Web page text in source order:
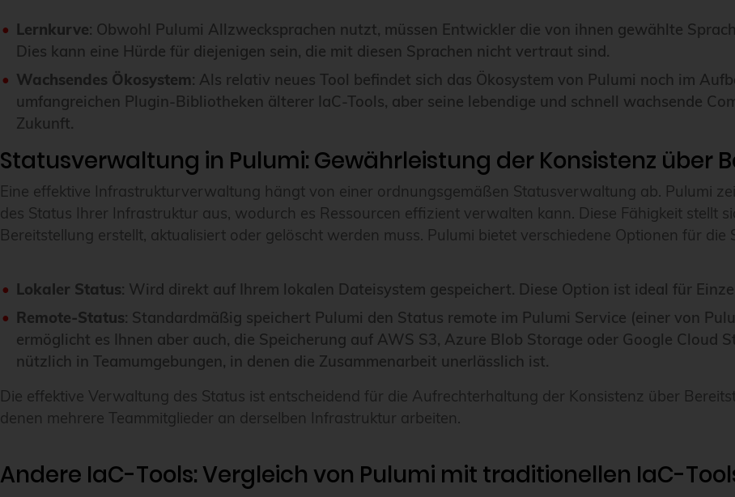
Lernkurve: Obwohl Pulumi Allzwecksprachen nutzt, müssen Entwickler die von ihnen gewählte
Dies kann eine Hürde für diejenigen sein, die mit diesen Sprachen nicht vertraut sind.
Wachsendes Ökosystem: Als relativ neues Tool befindet sich das Ökosystem von Pulumi noch im
umfangreichen Plugin-Bibliotheken älterer IaC-Tools, aber seine lebendige und schnell wachsende
Zukunft.
Statusverwaltung in Pulumi: Gewährleistung der Konsistenz über
Eine effektive Infrastrukturverwaltung hängt von einer ordnungsgemäßen Statusverwaltung ab. Pulumi
des Status Ihrer Infrastruktur aus, wodurch es Ressourcen effizient verwalten kann. Diese Fähigkeit stellt
Bereitstellung erstellt, aktualisiert oder gelöscht werden muss. Pulumi bietet verschiedene Optionen für die
Lokaler Status: Wird direkt auf Ihrem lokalen Dateisystem gespeichert. Diese Option ist ideal für
Remote-Status: Standardmäßig speichert Pulumi den Status remote im Pulumi Service (einer von
ermöglicht es Ihnen aber auch, die Speicherung auf AWS S3, Azure Blob Storage oder Google Cloud
nützlich in Teamumgebungen, in denen die Zusammenarbeit unerlässlich ist.
Die effektive Verwaltung des Status ist entscheidend für die Aufrechterhaltung der Konsistenz über
denen mehrere Teammitglieder an derselben Infrastruktur arbeiten.
Andere IaC-Tools: Vergleich von Pulumi mit traditionellen IaC-